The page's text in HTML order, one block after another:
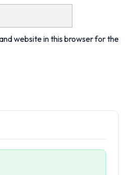
website in this browser for the